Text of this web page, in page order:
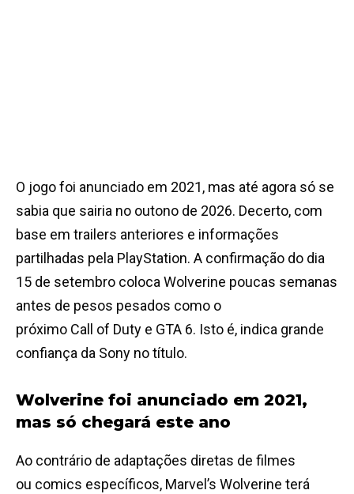
O jogo foi anunciado em 2021, mas até agora só se
sabia que sairia no outono de 2026. Decerto, com
base em trailers anteriores e informações
partilhadas pela PlayStation. A confirmação do dia
15 de setembro coloca Wolverine poucas semanas
antes de pesos pesados como o
próximo Call of Duty e GTA 6. Isto é, indica grande
confiança da Sony no título.
Wolverine foi anunciado em 2021,
mas só chegará este ano
Ao contrário de adaptações diretas de filmes
ou comics específicos, Marvel’s Wolverine terá